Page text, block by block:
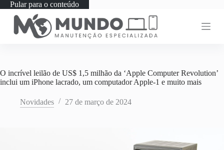
Pular para o conteúdo
O incrível leilão de US$ 1,5 milhão da ‘Apple Computer Revolution’
inclui um iPhone lacrado, um computador Apple-1 e muito mais
Novidades 27 de março de 2024